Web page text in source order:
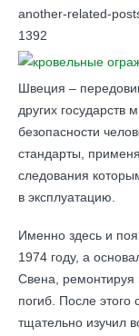
another-related-
1392
Швеция –
других государств
безопасности
стандарты,
следования
в эксплуатацию.
Именно здесь и
1974 году, а
Свена, ремонтируя
погиб. После этого
тщательно изучил